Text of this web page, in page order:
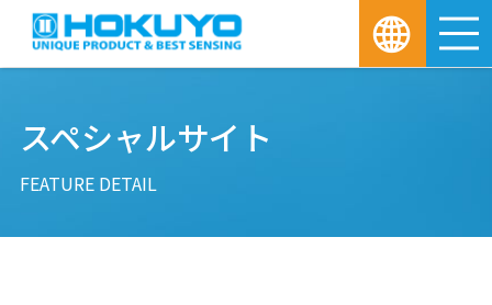
スペシャルサイト
FEATURE DETAIL